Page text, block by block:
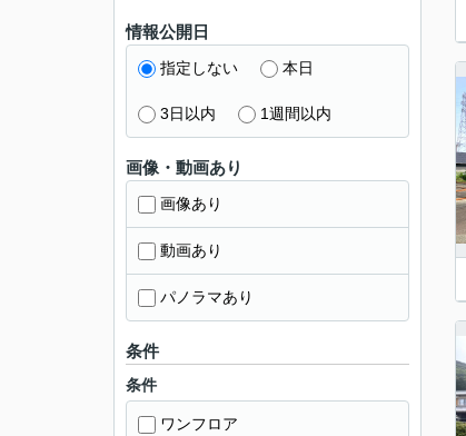
情報公開日
指定しない 本日
3日以内 1週間以内
画像・動画あり
画像あり
動画あり
パノラマあり
条件
条件
ワンフロア